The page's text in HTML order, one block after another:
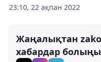
23:10, 22 ақпан 2022
Жаңалықтан
хабардар